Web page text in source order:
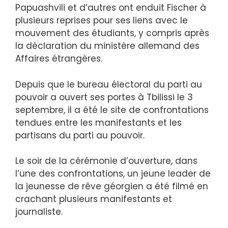
Papuashvili et d’autres ont enduit Fischer à
plusieurs reprises pour ses liens avec le
mouvement des étudiants, y compris après
la déclaration du ministère allemand des
Affaires étrangères.
Depuis que le bureau électoral du parti au
pouvoir a ouvert ses portes à Tbilissi le 3
septembre, il a été le site de confrontations
tendues entre les manifestants et les
partisans du parti au pouvoir.
Le soir de la cérémonie d’ouverture, dans
l’une des confrontations, un jeune leader de
la jeunesse de rêve géorgien a été filmé en
crachant plusieurs manifestants et
journaliste.